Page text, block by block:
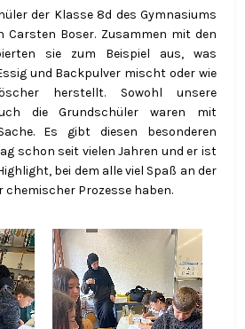
der Klasse 8d des Gymnasiums
Carsten Boser. Zusammen mit den
sie zum Beispiel aus, was
und Backpulver mischt oder wie
herstellt. Sowohl unsere
die Grundschüler waren mit
Es gibt diesen besonderen
schon seit vielen Jahren und er ist
bei dem alle viel Spaß an der
chemischer Prozesse haben.